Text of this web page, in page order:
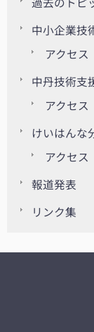
中小企業技
アクセス
中丹技術支
アクセス
けいはんな
アクセス
報道発表
リンク集